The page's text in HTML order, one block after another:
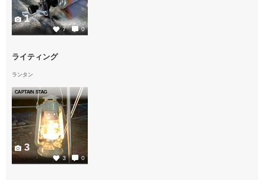
7 0
1
ライティング
ランタン
CAPTAIN STAG
3 0
3